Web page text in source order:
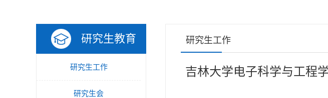
研究生教育
研究生工作
研究生会
研究生工作
吉林大学电子科学与工程